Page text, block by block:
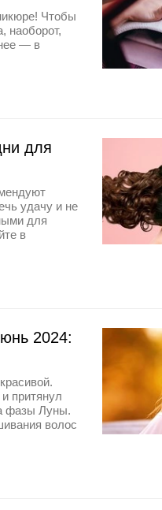
Чтобы
наоборот,
— в
для
удачу и не
для
в
2024:
притянул
фазы Луны.
волос